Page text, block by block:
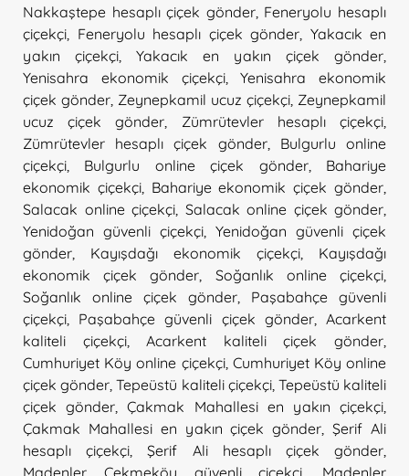
Nakkaştepe hesaplı çiçek gönder, Feneryolu hesaplı
çiçekçi
Feneryolu hesaplı çiçek gönder Yakacık en
yakın çiçekçi
Yakacık en yakın çiçek gönder
Yenisahra ekonomik çiçekçi,Yenisahra ekonomik
çiçek gönder Zeynepkamil ucuz çiçekçi Zeynepkamil
ucuz çiçek gönder
Zümrütevler hesaplı çiçekçi
Zümrütevler hesaplı çiçek gönder, Bulgurlu online
çiçekçi
Bulgurlu online çiçek gönder, Bahariye
ekonomik çiçekçi, Bahariye ekonomik çiçek gönder
Salacak online çiçekçi Salacak online çiçek gönder
Yenidoğan güvenli çiçekçi
Yenidoğan güvenli çiçek
gönder
Kayışdağı ekonomik çiçekçi
Kayışdağı
ekonomik çiçek gönder
Soğanlık online çiçekçi
Soğanlık online çiçek gönder
Paşabahçe güvenli
çiçekçi
Paşabahçe güvenli çiçek gönder,Acarkent
kaliteli çiçekçi,Acarkent kaliteli çiçek gönder
Cumhuriyet Köy online çiçekçi, Cumhuriyet Köy online
çiçek gönder ,Tepeüstü kaliteli çiçekçi, Tepeüstü kaliteli
çiçek gönder ,Çakmak Mahallesi en yakın çiçekçi
Çakmak Mahallesi en yakın çiçek gönder ,Şerif Ali
hesaplı çiçekçi ,Şerif Ali hesaplı çiçek gönder
Madenler Çekmeköy güvenli çiçekçi
Madenler